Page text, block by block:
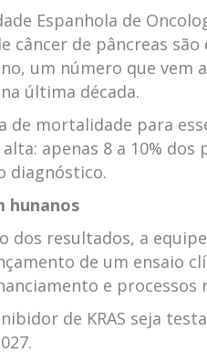
Espanhola de
câncer de pâncreas
um número que vem
última década.
de mortalidade para
apenas 8 a 10% dos
diagnóstico.
hunanos
dos resultados, a
de um ensaio
e processos
de KRAS seja